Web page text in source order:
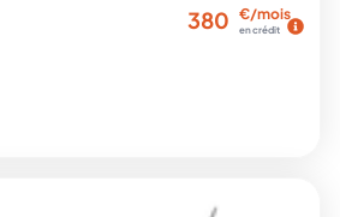
380 €/mois
en crédit